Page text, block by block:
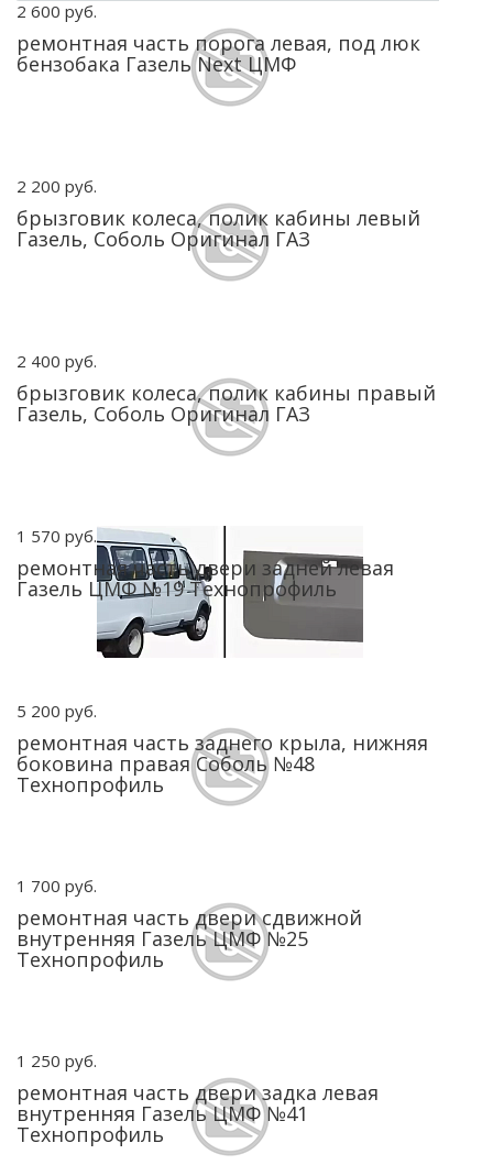
2 600 руб.
ремонтная часть порога левая, под люк
бензобака Газель Next ЦМФ
2 200 руб.
брызговик колеса, полик кабины левый
Газель, Соболь Оригинал ГАЗ
2 400 руб.
брызговик колеса, полик кабины правый
Газель, Соболь Оригинал ГАЗ
1 570 руб.
ремонтная часть двери задней левая
Газель ЦМФ №19 Технопрофиль
5 200 руб.
ремонтная часть заднего крыла, нижняя
боковина правая Соболь №48
Технопрофиль
1 700 руб.
ремонтная часть двери сдвижной
внутренняя Газель ЦМФ №25
Технопрофиль
1 250 руб.
ремонтная часть двери задка левая
внутренняя Газель ЦМФ №41
Технопрофиль